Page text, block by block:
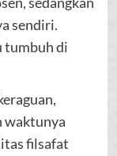
sendiri.
tumbuh di
waktunya
filsafat